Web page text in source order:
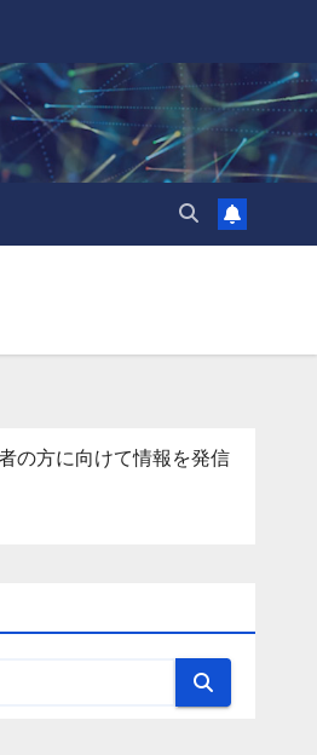
の方に向けて情報を発信